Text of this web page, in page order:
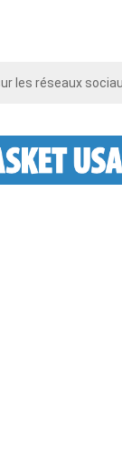
les réseauxTwitter